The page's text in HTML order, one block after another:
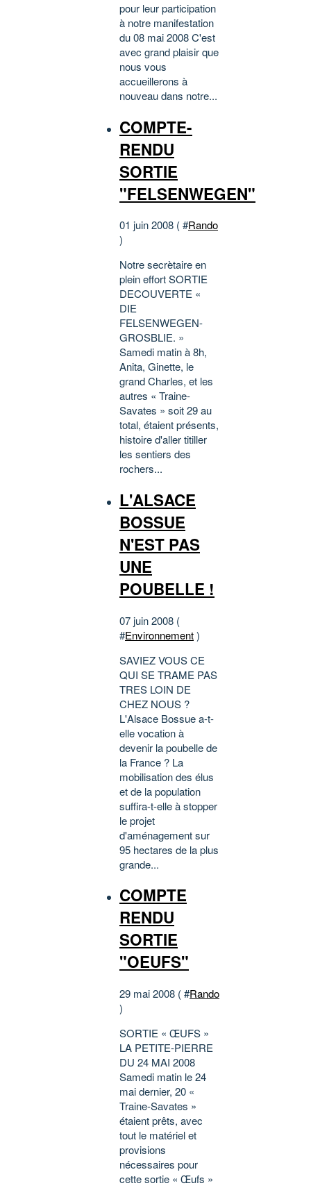
pour leur participation
à notre manifestation
du 08 mai 2008 C'est
avec grand plaisir que
nous vous
accueillerons à
nouveau dans notre...
COMPTE-
RENDU
SORTIE
"FELSENWEGEN"
01 juin 2008 ( #Rando
)
Notre secrètaire en
plein effort SORTIE
DECOUVERTE «
DIE
FELSENWEGEN-
GROSBLIE. »
Samedi matin à 8h,
Anita, Ginette, le
grand Charles, et les
autres « Traine-
Savates » soit 29 au
total, étaient présents,
histoire d'aller titiller
les sentiers des
rochers...
L'ALSACE
BOSSUE
N'EST PAS
UNE
POUBELLE !
07 juin 2008 (
#Environnement)
SAVIEZ VOUS CE
QUI SE TRAME PAS
TRES LOIN DE
CHEZ NOUS ?
L'Alsace Bossue a-t-
elle vocation à
devenir la poubelle de
la France ? La
mobilisation des élus
et de la population
suffira-t-elle à stopper
le projet
d'aménagement sur
95 hectares de la plus
grande...
COMPTE
RENDU
SORTIE
"OEUFS"
29 mai 2008 ( #Rando
)
SORTIE « ŒUFS »
LA PETITE-PIERRE
DU 24 MAI 2008
Samedi matin le 24
mai dernier, 20 «
Traine-Savates »
étaient prêts, avec
tout le matériel et
provisions
nécessaires pour
cette sortie « Œufs »